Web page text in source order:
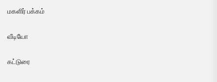
மகளிர் பக்கம்
வீடியோ
கட்டுரை